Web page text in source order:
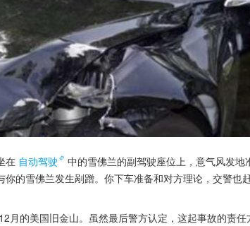
在 自动驾驶
中的雪佛兰的副驾驶座位上，意气风发
你的雪佛兰发生剐蹭。你下车准备和对方理论，交警也
月的美国旧金山。虽然最后警方认定，这起事故的责任